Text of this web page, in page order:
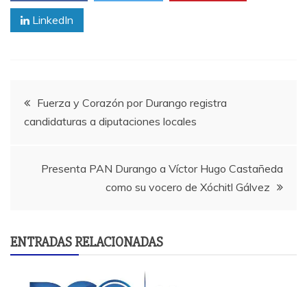
LinkedIn
Fuerza y Corazón por Durango registra
candidaturas a diputaciones locales
Presenta PAN Durango a Víctor Hugo Castañeda
como su vocero de Xóchitl Gálvez
ENTRADAS RELACIONADAS